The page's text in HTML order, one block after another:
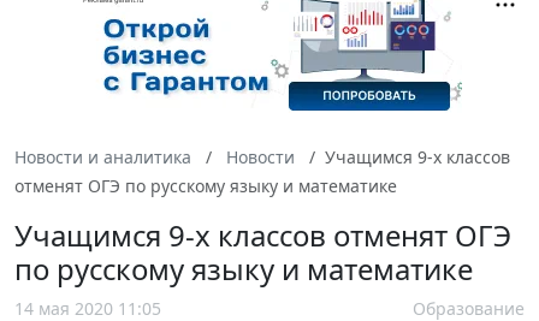
Новости и аналитика Новости
Учащимся 9-х классов
отменят ОГЭ по русскому языку и математике
Учащимся 9-х классов отменят ОГЭ
по русскому языку и математике
14 мая 2020 11:05 Образование